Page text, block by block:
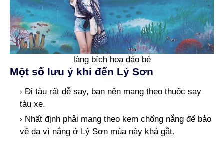
làng bích hoạ đảo bé
Một số lưu ý khi đến Lý Sơn
Đi tàu rất dễ say, bạn nên mang theo thuốc say
tàu xe.
Nhất định phải mang theo kem chống nắng để bảo
vệ da vì nắng ở Lý Sơn mùa này khá gắt.